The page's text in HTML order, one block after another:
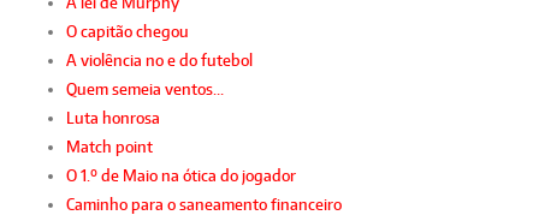
O capitão chegou
A violência no e do futebol
Quem semeia ventos…
Luta honrosa
Match point
O 1.º de Maio na ótica do jogador
Caminho para o saneamento financeiro